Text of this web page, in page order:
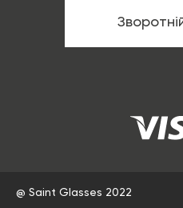
@ Saint Glasses 2022